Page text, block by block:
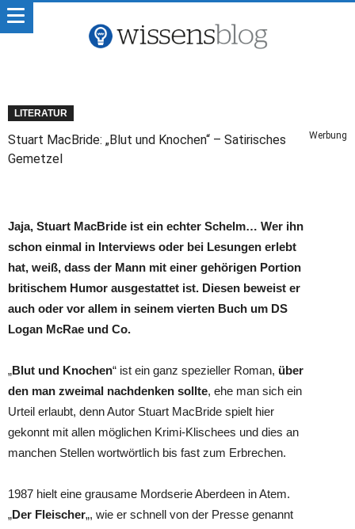
LITERATUR
Stuart MacBride: „Blut und Knochen“ – Satirisches
Gemetzel
Werbung
Jaja, Stuart MacBride ist ein echter Schelm… Wer ihn
schon einmal in Interviews oder bei Lesungen erlebt
hat, weiß, dass der Mann mit einer gehörigen Portion
britischem Humor ausgestattet ist. Diesen beweist er
auch oder vor allem in seinem vierten Buch um DS
Logan McRae und Co.
„Blut und Knochen“ ist ein ganz spezieller Roman, über
den man zweimal nachdenken sollte, ehe man sich ein
Urteil erlaubt, denn Autor Stuart MacBride spielt hier
gekonnt mit allen möglichen Krimi-Klischees und dies an
manchen Stellen wortwörtlich bis fast zum Erbrechen.
1987 hielt eine grausame Mordserie Aberdeen in Atem.
„Der Fleischer„, wie er schnell von der Presse genannt